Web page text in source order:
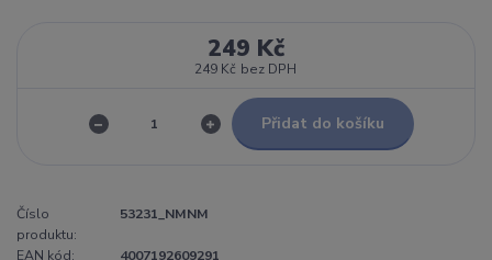
249 Kč
249 Kč bez DPH
Přidat do košíku
Číslo
produktu:
53231_NMNM
EAN kód:
4007192609291